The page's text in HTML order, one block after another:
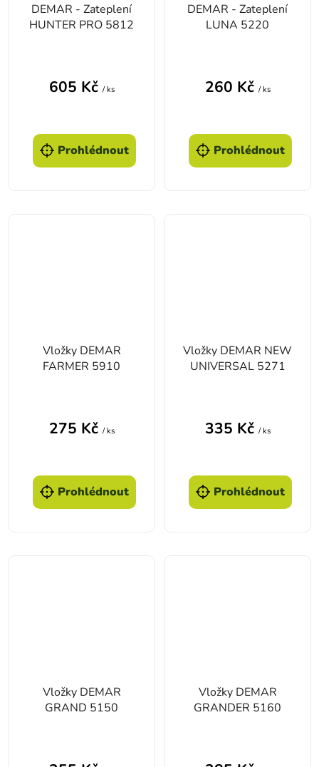
DEMAR - Zateplení
HUNTER PRO 5812
605 Kč / ks
Prohlédnout
DEMAR - Zateplení
LUNA 5220
260 Kč / ks
Prohlédnout
Vložky DEMAR
FARMER 5910
275 Kč / ks
Prohlédnout
Vložky DEMAR NEW
UNIVERSAL 5271
335 Kč / ks
Prohlédnout
Vložky DEMAR
GRAND 5150
Vložky DEMAR
GRANDER 5160